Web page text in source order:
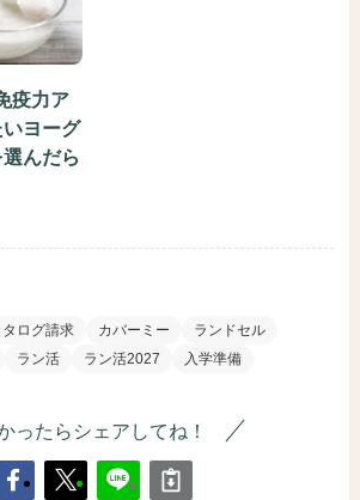
疫力ア
ヨーグ
んだら
タログ請求 カバーミー
ランドセル
ラン活 ラン活2027 入学準備
ったらシェアしてね！